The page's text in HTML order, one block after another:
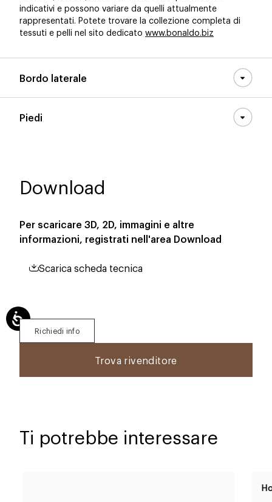
indicativi e possono variare da quelli attualmente
rappresentati. Potete trovare la collezione completa di
tessuti e pelli nel sito dedicato www.bonaldo.biz
Bordo laterale
Piedi
Download
Per scaricare 3D, 2D, immagini e altre
informazioni, registrati nell'area Download
Scarica scheda tecnica
Richiedi info
Trova rivenditore
Ti potrebbe interessare